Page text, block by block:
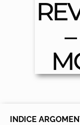
INDICE